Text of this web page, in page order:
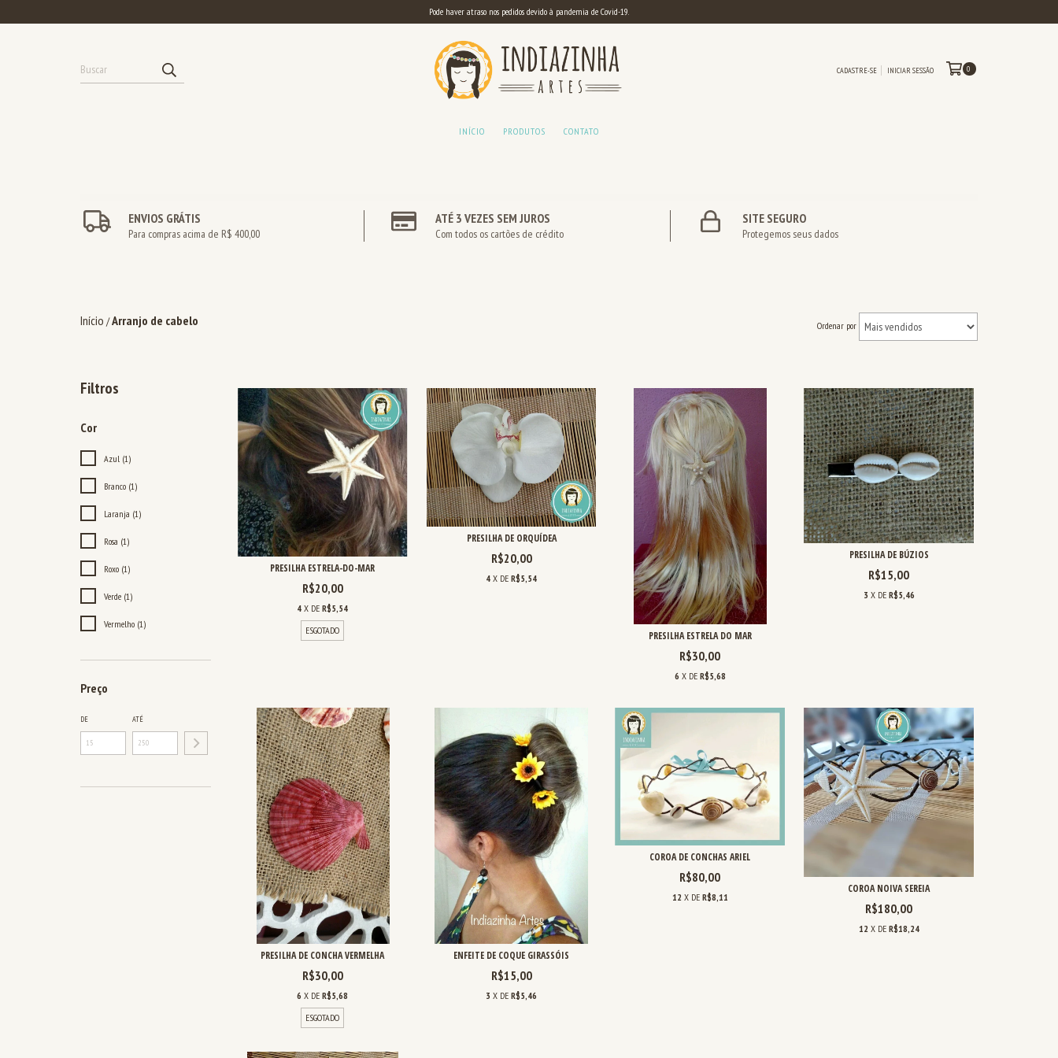
Pode haver atraso nos pedidos devido à pandemia de Covid-19.
CADASTRE-SE INICIAR SESSÃO 0
INÍCIO PRODUTOS CONTATO
ENVIOS GRÁTIS
Para compras acima de R$ 400,00
ATÉ 3 VEZES SEM JUROS
Com todos os cartões de crédito
SITE SEGURO
Protegemos seus dados
Início /Arranjo de cabelo Ordenar por
Filtros
Cor
Azul (1)
Branco (1)
Laranja (1)
Rosa (1)
Roxo (1)
Verde (1)
Vermelho (1)
Preço
DE ATÉ
PRESILHA ESTRELA-DO-MAR
R$20,00
4 X DER$5,54
ESGOTADO
PRESILHA DE ORQUÍDEA
R$20,00
4 X DER$5,54
PRESILHA ESTRELA DO MAR
R$30,00
6 X DE R$5,68
PRESILHA DE BÚZIOS
R$15,00
3 X DE R$5,46
PRESILHA DE CONCHA VERMELHA
R$30,00
6 X DER$5,68
ESGOTADO
ENFEITE DE COQUE GIRASSÓIS
R$15,00
3 X DER$5,46
COROA DE CONCHAS ARIEL
R$80,00
12 X DE R$8,11
COROA NOIVA SEREIA
R$180,00
12 X DE R$18,24